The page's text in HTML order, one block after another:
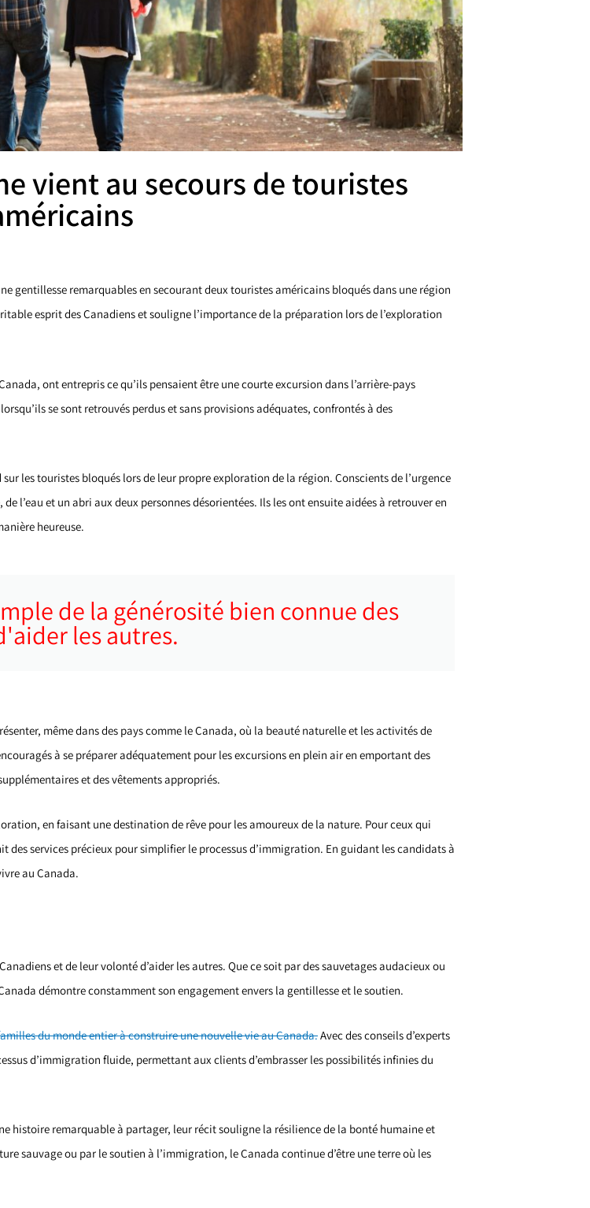
vient au secours de touristes
gentillesse remarquables en secourant deux touristes américains bloqués dans une région
esprit des Canadiens et souligne l’importance de la préparation lors de l’exploration
ont entrepris ce qu’ils pensaient être une courte excursion dans l’arrière-pays
se sont retrouvés perdus et sans provisions adéquates, confrontés à des
les touristes bloqués lors de leur propre exploration de la région. Conscients de l’urgence
l’eau et un abri aux deux personnes désorientées. Ils les ont ensuite aidées à retrouver en
heureuse.
de la générosité bien connue des
les autres.
même dans des pays comme le Canada, où la beauté naturelle et les activités de
à se préparer adéquatement pour les excursions en plein air en emportant des
et des vêtements appropriés.
en faisant une destination de rêve pour les amoureux de la nature. Pour ceux qui
des services précieux pour simplifier le processus d’immigration. En guidant les candidats à
au Canada.
et de leur volonté d’aider les autres. Que ce soit par des sauvetages audacieux ou
démontre constamment son engagement envers la gentillesse et le soutien.
du monde entier à construire une nouvelle vie au Canada.Avec des conseils d’experts
d’immigration fluide, permettant aux clients d’embrasser les possibilités infinies du
histoire remarquable à partager, leur récit souligne la résilience de la bonté humaine et
sauvage ou par le soutien à l’immigration, le Canada continue d’être une terre où les